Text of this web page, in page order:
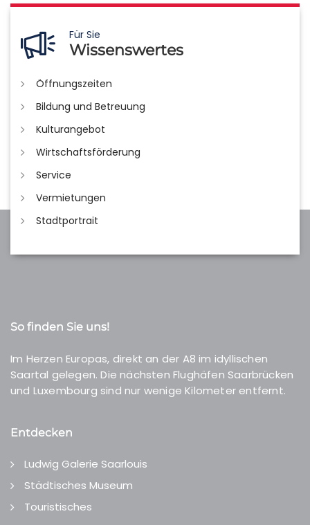
Für Sie
Wissenswertes
Öffnungszeiten
Bildung und Betreuung
Kulturangebot
Wirtschaftsförderung
Service
Vermietungen
Stadtportrait
So finden Sie uns!
Im Herzen Europas, direkt an der A8 im idyllischen
Saartal gelegen. Die nächsten Flughäfen Saarbrücken
und Luxembourg sind nur wenige Kilometer entfernt.
Entdecken
Ludwig Galerie Saarlouis
Städtisches Museum
Touristisches